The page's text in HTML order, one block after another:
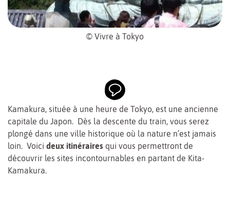
© Vivre à Tokyo
Kamakura, située à une heure de Tokyo, est une ancienne
capitale du Japon. Dès la descente du train, vous serez
plongé dans une ville historique où la nature n’est jamais
loin. Voici deux itinéraires qui vous permettront de
découvrir les sites incontournables en partant de Kita-
Kamakura.